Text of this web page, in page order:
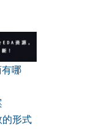
哪
形式